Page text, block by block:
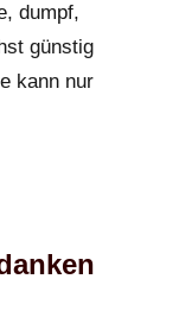
dumpf,
günstig
kann nur